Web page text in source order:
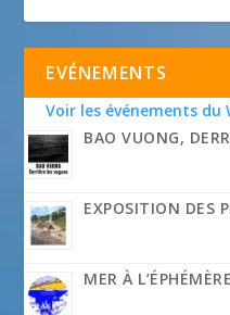
EVÉNEMENTS
Voir les événements du
BAO VUONG,
EXPOSITION DES
MER À L’ÉPHÉMÈRE